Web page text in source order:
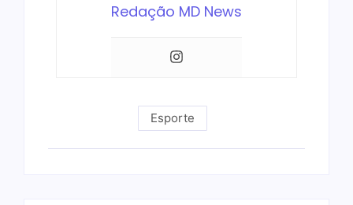
Redação MD News
Esporte